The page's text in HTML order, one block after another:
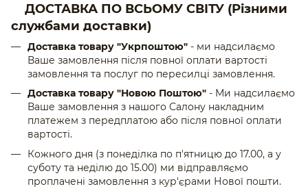
ДОСТАВКА ПО ВСЬОМУ СВІТУ (Різними
службами доставки)
Доставка товару "Укрпоштою" - ми надсилаємо
Ваше замовлення після повної оплати вартості
замовлення та послуг по пересилці замовлення.
Доставка товару "Новою Поштою" - Ми надсилаємо
Ваше замовлення з нашого Салону накладним
платежем з передплатою або після повної оплати
вартості.
Кожного дня (з понеділка по п'ятницю до 17.00, а у
суботу та неділю до 15.00) ми відправляємо
проплачені замовлення з кур'єрами Нової пошти.